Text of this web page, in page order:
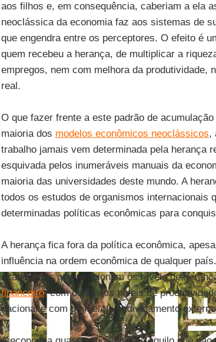
aos filhos e, em consequência, caberiam a ela
neoclássica da economia faz aos sistemas de
que engendra entre os perceptores. O efeito é
quem recebeu a herança, de multiplicar a
empregos, nem com melhora da produtividade,
real.
O que fazer frente a este padrão de
maioria dos modelos econômicos neoclássicos,
trabalho jamais vem determinada pela herança
esquivada pelos inumeráveis manuais da
maioria das universidades deste mundo. A
todos os estudos de organismos internacionais
determinadas políticas econômicas para
A herança fica fora da política econômica,
influência na ordem econômica de qualquer
acadêmicos que relacionam os níveis de
financeiro, com os baixos níveis de
nacional e com o nível de endividamento